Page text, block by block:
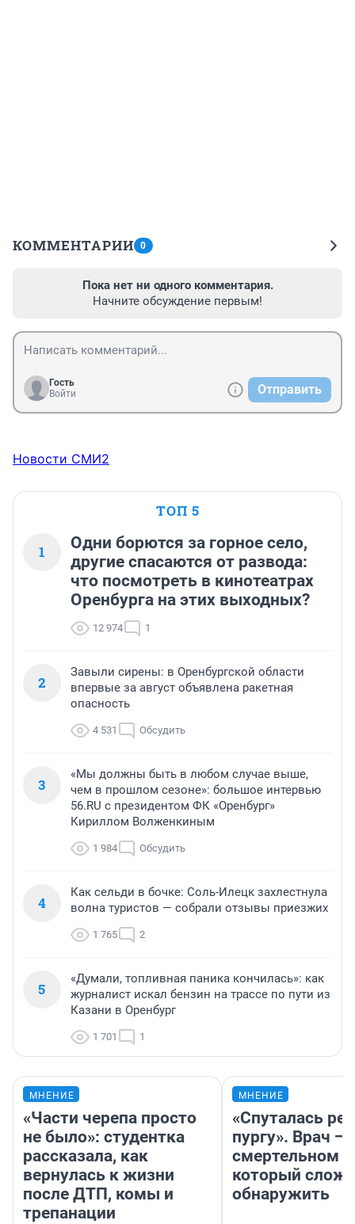
КОММЕНТАРИИ 0
Пока нет ни одного комментария.
Начните обсуждение первым!
Гость
Войти
Отправить
Новости СМИ2
ТОП 5
1
Одни борются за горное село,
другие спасаются от развода:
что посмотреть в кинотеатрах
Оренбурга на этих выходных?
12 974 1
2
Завыли сирены: в Оренбургской области
впервые за август объявлена ракетная
опасность
4 531 Обсудить
3
«Мы должны быть в любом случае выше,
чем в прошлом сезоне»: большое интервью
56.RU с президентом ФК «Оренбург»
Кириллом Волженкиным
1 984 Обсудить
4
Как сельди в бочке: Соль-Илецк захлестнула
волна туристов — собрали отзывы приезжих
1 765 2
5
«Думали, топливная паника кончилась»: как
журналист искал бензин на трассе по пути из
Казани в Оренбург
1 701 1
МНЕНИЕ
«Части черепа просто
не было»: студентка
рассказала, как
вернулась к жизни
после ДТП, комы и
трепанации
МНЕНИЕ
«Спуталась
пургу». Врач —
смертельном
который
обнаружить